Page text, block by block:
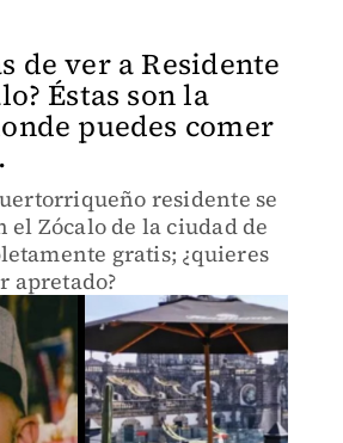
de ver a Residente
Éstas son la
puedes comer
residente se
el Zócalo de la ciudad de
gratis; ¿quieres
apretado?